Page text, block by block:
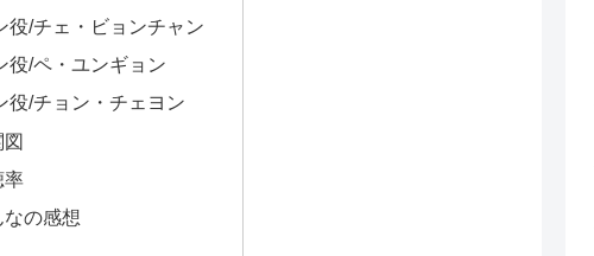
役/チェ・ビョンチャン
役/ペ・ユンギョン
役/チョン・チェヨン
図
率
の感想